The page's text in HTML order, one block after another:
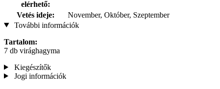
elérhető:
Vetés ideje:
November, Október, Szeptember
További információk
Tartalom:
7 db virághagyma
Kiegészítők
Jogi információk